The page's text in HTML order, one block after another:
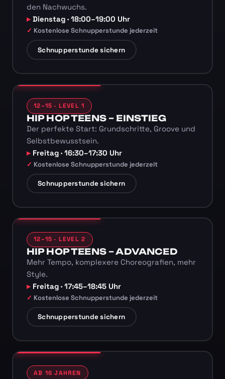
den Nachwuchs.
Dienstag · 18:00–19:00 Uhr
Kostenlose Schnupperstunde jederzeit
Schnupperstunde sichern
12–15 · LEVEL 1
HIP HOP TEENS – EINSTIEG
Der perfekte Start: Grundschritte, Groove und
Selbstbewusstsein.
Freitag · 16:30–17:30 Uhr
Kostenlose Schnupperstunde jederzeit
Schnupperstunde sichern
12–15 · LEVEL 2
HIP HOP TEENS – ADVANCED
Mehr Tempo, komplexere Choreografien, mehr
Style.
Freitag · 17:45–18:45 Uhr
Kostenlose Schnupperstunde jederzeit
Schnupperstunde sichern
AB 16 JAHREN